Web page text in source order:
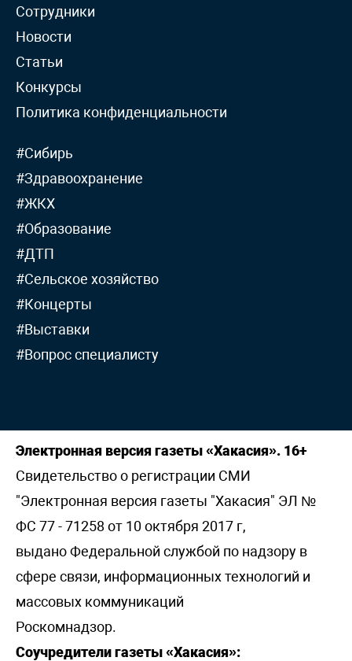
Сотрудники
Новости
Статьи
Конкурсы
Политика конфиденциальности
#Сибирь
#Здравоохранение
#ЖКХ
#Образование
#ДТП
#Сельское хозяйство
#Концерты
#Выставки
#Вопрос специалисту
Электронная версия газеты «Хакасия». 16+
Свидетельство о регистрации СМИ
"Электронная версия газеты "Хакасия" ЭЛ №
ФС 77 - 71258 от 10 октября 2017 г,
выдано Федеральной службой по надзору в
сфере связи, информационных технологий и
массовых коммуникаций
Роскомнадзор.
Соучредители газеты «Хакасия»: